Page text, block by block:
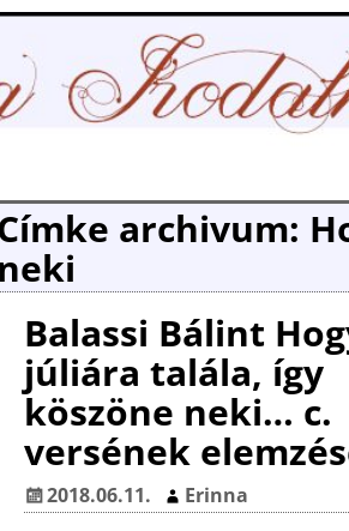
archivum:
neki
Balassi Bálint
júliára talála, így
köszöne neki… c.
versének
2018.06.11.
Erinna